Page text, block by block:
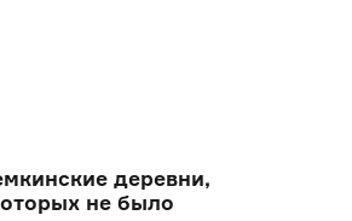
деревни,
не было